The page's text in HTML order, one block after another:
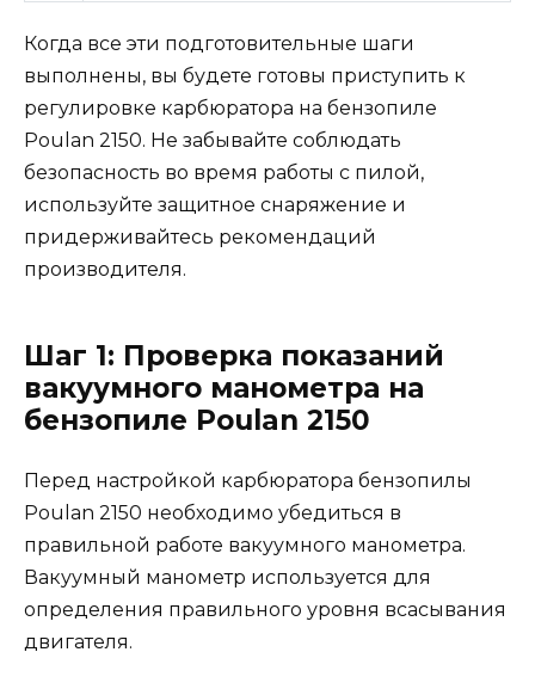
Когда все эти подготовительные шаги
выполнены, вы будете готовы приступить к
регулировке карбюратора на бензопиле
Poulan 2150. Не забывайте соблюдать
безопасность во время работы с пилой,
используйте защитное снаряжение и
придерживайтесь рекомендаций
производителя.
Шаг 1: Проверка показаний
вакуумного манометра на
бензопиле Poulan 2150
Перед настройкой карбюратора бензопилы
Poulan 2150 необходимо убедиться в
правильной работе вакуумного манометра.
Вакуумный манометр используется для
определения правильного уровня всасывания
двигателя.